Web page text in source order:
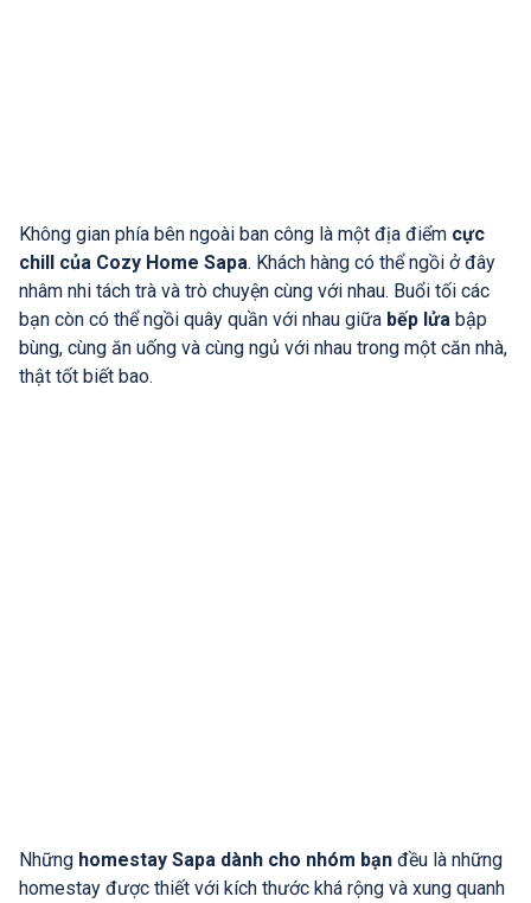
Không gian phía bên ngoài ban công là một địa điểm cực
chill của Cozy Home Sapa. Khách hàng có thể ngồi ở đây
nhâm nhi tách trà và trò chuyện cùng với nhau. Buổi tối các
bạn còn có thể ngồi quây quần với nhau giữa bếp lửa bập
bùng, cùng ăn uống và cùng ngủ với nhau trong một căn nhà,
thật tốt biết bao.
Những homestay Sapa dành cho nhóm bạn đều là những
homestay được thiết với kích thước khá rộng và xung quanh